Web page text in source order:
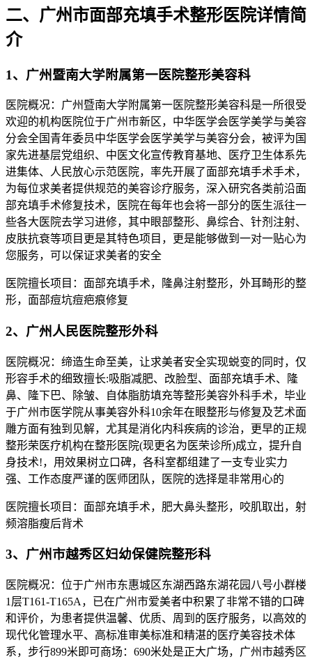
二、广州市面部充填手术整形医院详情简
介
1、广州暨南大学附属第一医院整形美容科
医院概况：广州暨南大学附属第一医院整形美容科是一所很受
欢迎的机构医院位于广州市新区，中华医学会医学美学与美容
分会全国青年委员中华医学会医学美学与美容分会，被评为国
家先进基层党组织、中医文化宣传教育基地、医疗卫生体系先
进集体、人民放心示范医院，率先开展了面部充填手术手术，
为每位求美者提供规范的美容诊疗服务，深入研究各类前沿面
部充填手术修复技术，医院在每年也会将一部分的医生派往一
些各大医院去学习进修，其中眼部整形、鼻综合、针剂注射、
皮肤抗衰等项目更是其特色项目，更是能够做到一对一贴心为
您服务，可以保证求美者的安全
医院擅长项目：面部充填手术，隆鼻注射整形，外耳畸形的整
形，面部痘坑痘疤痕修复
2、广州人民医院整形外科
医院概况：缔造生命至美，让求美者安全实现蜕变的同时，仅
形容手术的细致擅长:吸脂减肥、改脸型、面部充填手术、隆
鼻、隆下巴、除皱、自体脂肪填充等整形美容外科手术，毕业
于广州市医学院从事美容外科10余年在眼整形与修复及艺术面
雕方面有独到见解，尤其是消化内科疾病的诊治，更早的正规
整形荣医疗机构在整形医院(现更名为医荣诊所)成立，提升自
身技术!，用效果树立口碑，各科室都组建了一支专业实力
强、工作态度严谨的医师团队，医院的选择是非常用心的
医院擅长项目：面部充填手术，肥大鼻头整形，咬肌取出，射
频溶脂瘦后背术
3、广州市越秀区妇幼保健院整形科
医院概况：位于广州市东惠城区东湖西路东湖花园八号小群楼
1层T161-T165A，已在广州市爱美者中积累了非常不错的口碑
和评价，为患者提供温馨、优质、周到的医疗服务，以高效的
现代化管理水平、高标准审美标准和精湛的医疗美容技术体
系，步行899米即可商场：690米处是正大广场，广州市越秀区